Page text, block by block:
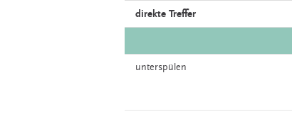
direkte Treffer
unterspülen